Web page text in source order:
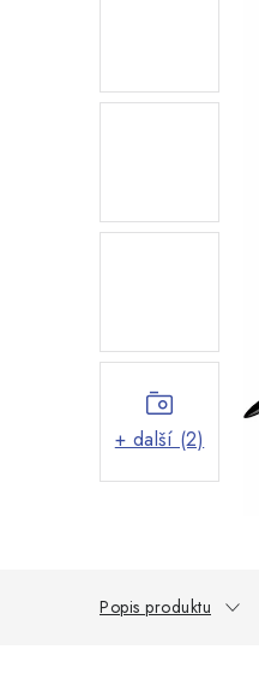
+ další (2)
Popis produktu